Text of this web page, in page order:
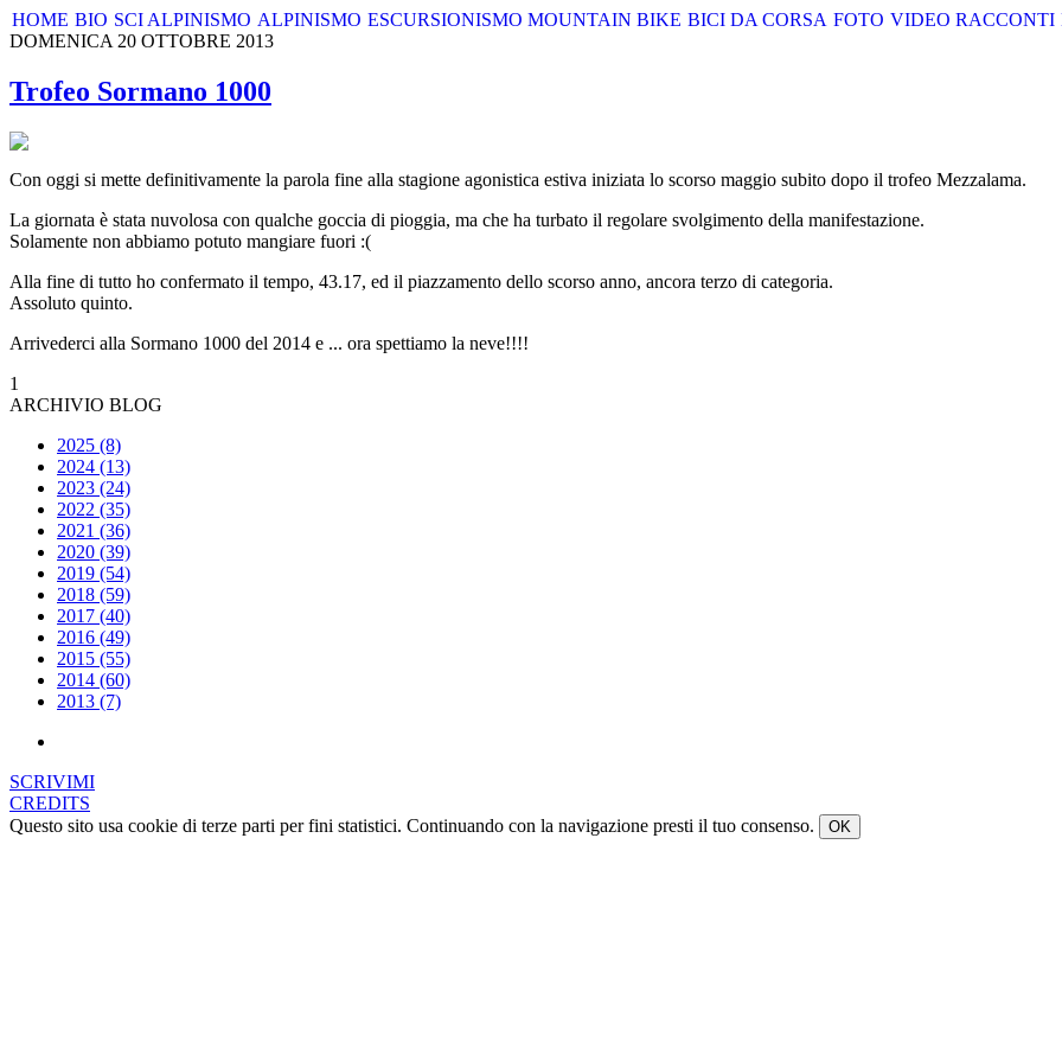
HOME BIO SCI ALPINISMO ALPINISMO ESCURSIONISMO MOUNTAIN BIKE BICI DA CORSA FOTO VIDEO RACCONTI
DOMENICA 20 OTTOBRE 2013
Trofeo Sormano 1000
Con oggi si mette definitivamente la parola fine alla stagione agonistica estiva iniziata lo scorso maggio subito dopo il trofeo Mezzalama.
La giornata è stata nuvolosa con qualche goccia di pioggia, ma che ha turbato il regolare svolgimento della manifestazione.
Solamente non abbiamo potuto mangiare fuori :(
Alla fine di tutto ho confermato il tempo, 43.17, ed il piazzamento dello scorso anno, ancora terzo di categoria.
Assoluto quinto.
Arrivederci alla Sormano 1000 del 2014 e ... ora spettiamo la neve!!!!
1
ARCHIVIO BLOG
2025 (8)
2024 (13)
2023 (24)
2022 (35)
2021 (36)
2020 (39)
2019 (54)
2018 (59)
2017 (40)
2016 (49)
2015 (55)
2014 (60)
2013 (7)
SCRIVIMI
CREDITS
Questo sito usa cookie di terze parti per fini statistici. Continuando con la navigazione presti il tuo consenso.